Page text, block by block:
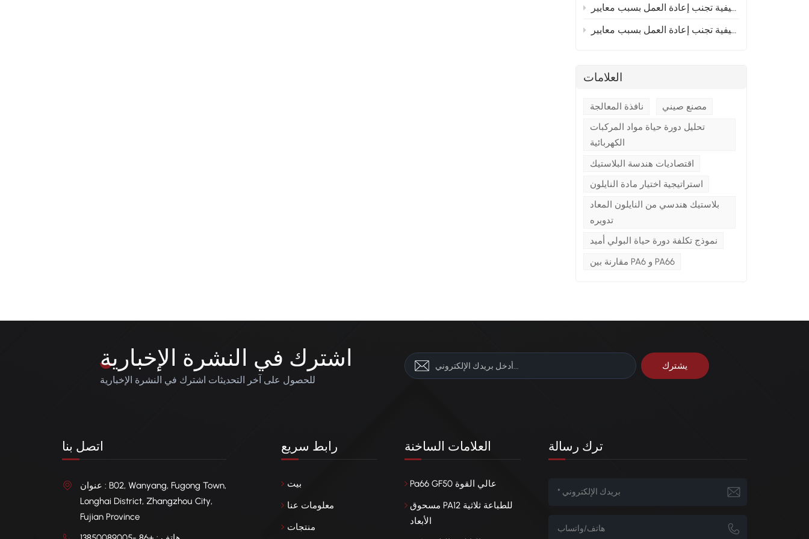
العلامات
نافذة المعالجة
مصنع صيني
تحليل دورة حياة مواد المركبات
الكهربائية
اقتصاديات هندسة البلاستيك
استراتيجية اختيار مادة النايلون
بلاستيك هندسي من النايلون المعاد
تدويره
نموذج تكلفة دورة حياة البولي أميد
مقارنة بين PA6 و PA66
اشترك في النشرة الإخبارية
للحصول على آخر التحديثات اشترك في النشرة الإخبارية
اتصل بنا
عنوان : B02, Wanyang, Fugong Town,
Longhai District, Zhangzhou City,
Fujian Province
رابط سريع
بيت
معلومات عنا
منتجات
العلامات الساخنة
Pa66 GF50 عالي القوة
مسحوق PA12 للطباعة ثلاثية
الأبعاد
ترك رسالة